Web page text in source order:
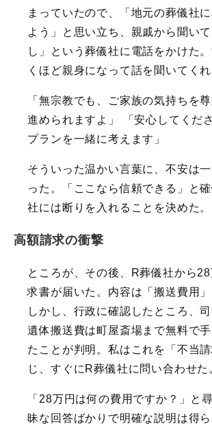
まっていたので、「地元の葬儀社
よう」と思い立ち、親戚から聞い
し」という葬儀社に電話をかけた
くほど親身になって話を聞いてくれ
「無宗教でも、ご家族の気持ちを
進められますよ」 「安心してくだ
プランを一緒に考えます」
そういった温かい言葉に、不安は
った。「ここなら信頼できる」と
社には断りを入れることを決めた。
高額請求の衝撃
ところが、その後、R葬儀社から
求書が届いた。内容は「搬送費用」
しかし、行政に確認したところ、
遺体搬送費は町屋斎場まで無料で
たことが判明。私はこれを「不当
じ、すぐにR葬儀社に問い合わせた
「28万円は何の費用ですか？」と
昧な回答ばかりで明確な説明は得